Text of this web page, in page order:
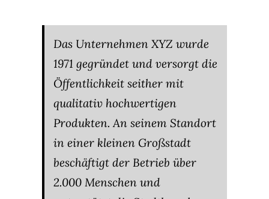
Das Unternehmen XYZ wurde
1971 gegründet und versorgt die
Öffentlichkeit seither mit
qualitativ hochwertigen
Produkten. An seinem Standort
in einer kleinen Großstadt
beschäftigt der Betrieb über
2.000 Menschen und